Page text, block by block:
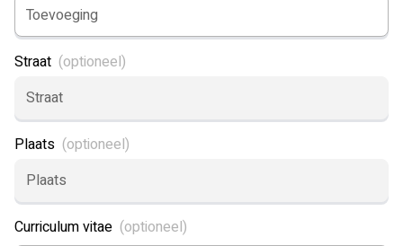
Straat
Plaats
Curriculum vitae